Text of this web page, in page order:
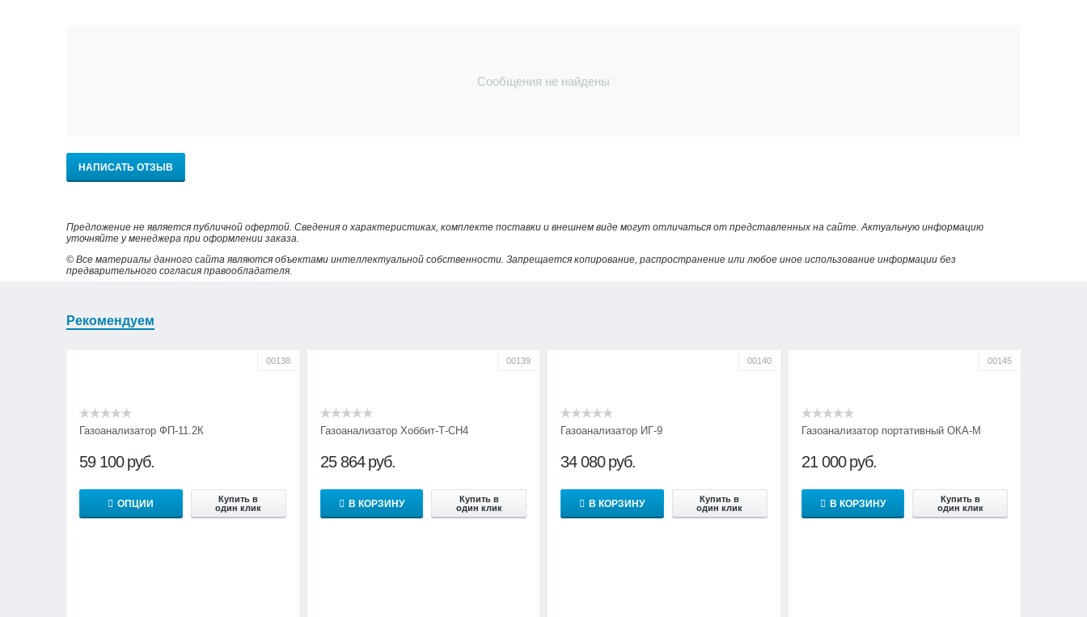
Сообщения не найдены
НАПИСАТЬ ОТЗЫВ
Предложение не является публичной офертой. Сведения о характеристиках, комплекте поставки и внешнем виде могут отличаться от представленных на сайте. Актуальную информацию
уточняйте у менеджера при оформлении заказа.
© Все материалы данного сайта являются объектами интеллектуальной собственности. Запрещается копирование, распространение или любое иное использование информации без
предварительного согласия правообладателя.
Рекомендуем
00138
Газоанализатор ФП-11.2К
59 100 руб.
ОПЦИИ
Купить в
один клик
00139
Газоанализатор Хоббит-Т-СН4
25 864 руб.
В КОРЗИНУ
Купить в
один клик
00140
Газоанализатор ИГ-9
34 080 руб.
В КОРЗИНУ
Купить в
один клик
00145
Газоанализатор портативный ОКА-М
21 000 руб.
В КОРЗИНУ
Купить в
один клик